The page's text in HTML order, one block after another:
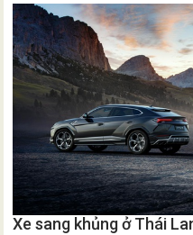
Xe sang khủng ở Thái